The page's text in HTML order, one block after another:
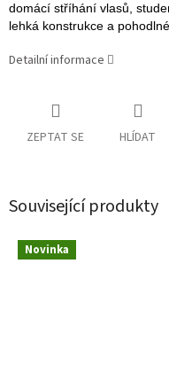
domácí stříhání vlasů,
lehká konstrukce a
Detailní informace
ZEPTAT SE HLÍDAT
Související produkty
Novinka